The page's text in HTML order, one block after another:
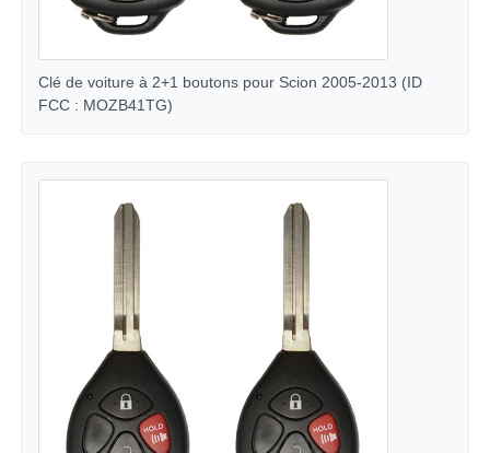
Produits
Vidéos
Clé de voiture à 2+1 boutons pour Scion 2005-2013 (ID
FCC : MOZB41TG)